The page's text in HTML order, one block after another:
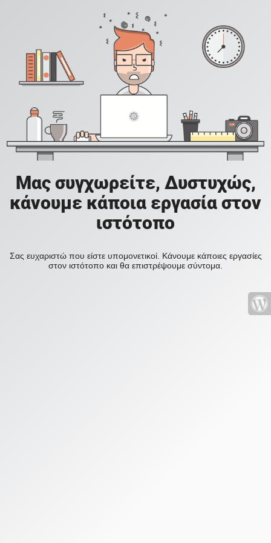
Μας συγχωρείτε, Δυστυχώς,
κάνουμε κάποια εργασία στον
ιστότοπο
Σας ευχαριστώ που είστε υπομονετικοί. Κάνουμε κάποιες εργασίες
στον ιστότοπο και θα επιστρέψουμε σύντομα.